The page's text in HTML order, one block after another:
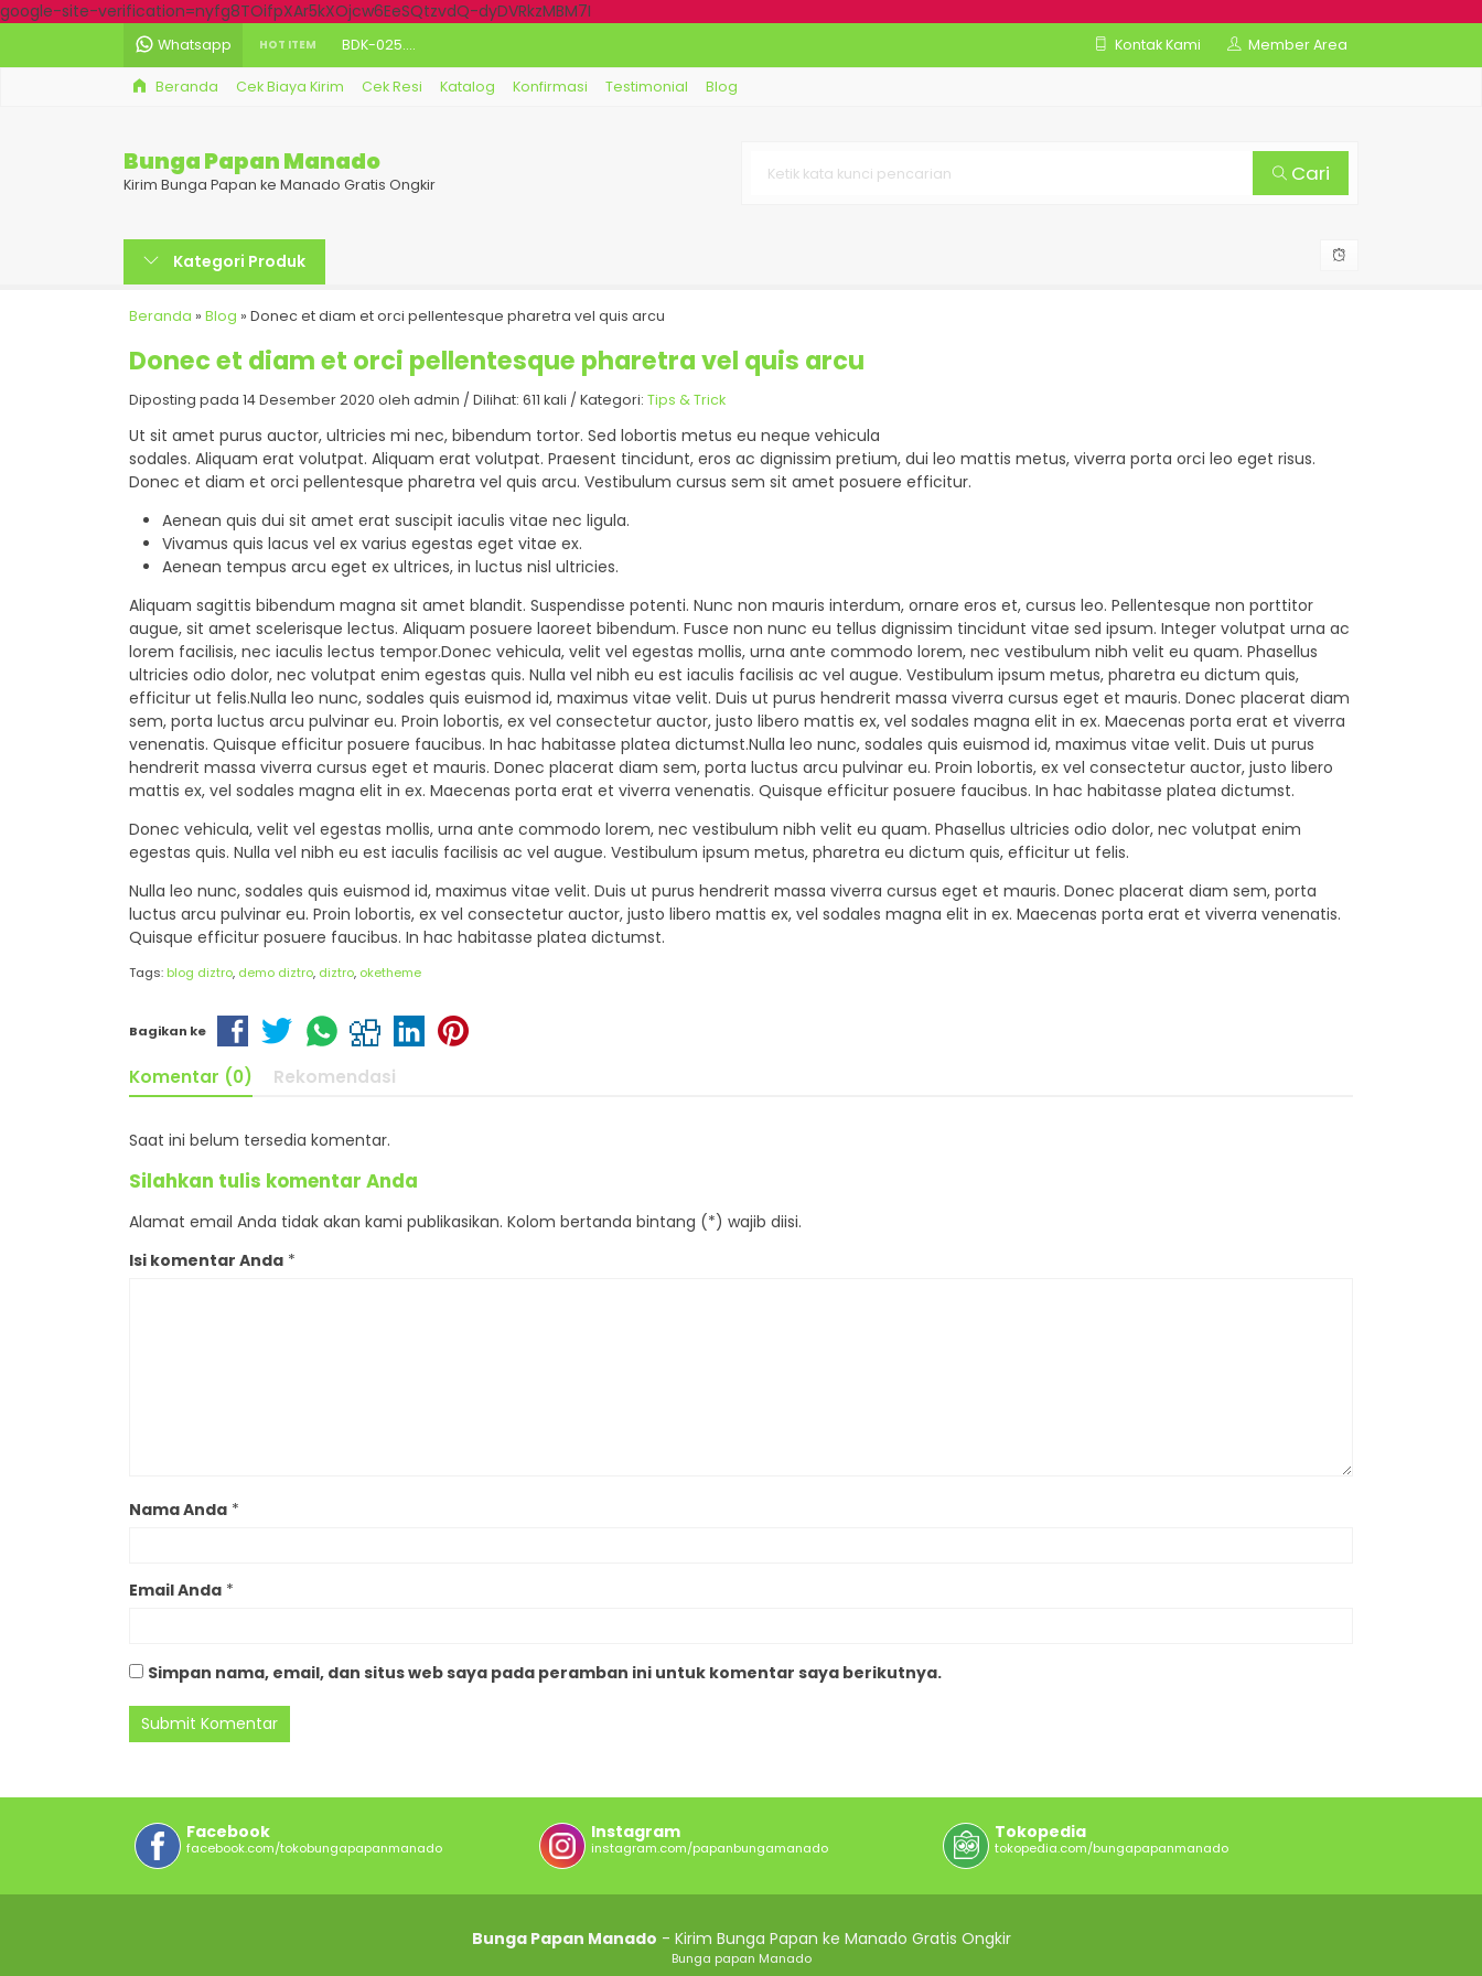
google-site-verification=nyfg8TOifpXAr5kXOjcw6EeSQtzvdQ-dyDVRkzMBM7I
Whatsapp HOT ITEM BDK-025....
BSK-011....
BDK-029....
BPW-001....
BDK-012....
Kontak Kami Member Area
Beranda Cek Biaya Kirim Cek Resi Katalog Konfirmasi Testimonial Blog
Bunga Papan Manado
Kirim Bunga Papan ke Manado Gratis Ongkir Cari
Kategori Produk
Beranda » Blog » Donec et diam et orci pellentesque pharetra vel quis arcu
Donec et diam et orci pellentesque pharetra vel quis arcu
Diposting pada 14 Desember 2020 oleh admin / Dilihat: 611 kali / Kategori: Tips & Trick
Ut sit amet purus auctor, ultricies mi nec, bibendum tortor. Sed lobortis metus eu neque vehicula
sodales. Aliquam erat volutpat. Aliquam erat volutpat. Praesent tincidunt, eros ac dignissim pretium, dui leo mattis metus, viverra porta orci leo eget risus.
Donec et diam et orci pellentesque pharetra vel quis arcu. Vestibulum cursus sem sit amet posuere efficitur.
Aenean quis dui sit amet erat suscipit iaculis vitae nec ligula.
Vivamus quis lacus vel ex varius egestas eget vitae ex.
Aenean tempus arcu eget ex ultrices, in luctus nisl ultricies.
Aliquam sagittis bibendum magna sit amet blandit. Suspendisse potenti. Nunc non mauris interdum, ornare eros et, cursus leo. Pellentesque non porttitor
augue, sit amet scelerisque lectus. Aliquam posuere laoreet bibendum. Fusce non nunc eu tellus dignissim tincidunt vitae sed ipsum. Integer volutpat urna ac
lorem facilisis, nec iaculis lectus tempor.Donec vehicula, velit vel egestas mollis, urna ante commodo lorem, nec vestibulum nibh velit eu quam. Phasellus
ultricies odio dolor, nec volutpat enim egestas quis. Nulla vel nibh eu est iaculis facilisis ac vel augue. Vestibulum ipsum metus, pharetra eu dictum quis,
efficitur ut felis.Nulla leo nunc, sodales quis euismod id, maximus vitae velit. Duis ut purus hendrerit massa viverra cursus eget et mauris. Donec placerat diam
sem, porta luctus arcu pulvinar eu. Proin lobortis, ex vel consectetur auctor, justo libero mattis ex, vel sodales magna elit in ex. Maecenas porta erat et viverra
venenatis. Quisque efficitur posuere faucibus. In hac habitasse platea dictumst.Nulla leo nunc, sodales quis euismod id, maximus vitae velit. Duis ut purus
hendrerit massa viverra cursus eget et mauris. Donec placerat diam sem, porta luctus arcu pulvinar eu. Proin lobortis, ex vel consectetur auctor, justo libero
mattis ex, vel sodales magna elit in ex. Maecenas porta erat et viverra venenatis. Quisque efficitur posuere faucibus. In hac habitasse platea dictumst.
Donec vehicula, velit vel egestas mollis, urna ante commodo lorem, nec vestibulum nibh velit eu quam. Phasellus ultricies odio dolor, nec volutpat enim
egestas quis. Nulla vel nibh eu est iaculis facilisis ac vel augue. Vestibulum ipsum metus, pharetra eu dictum quis, efficitur ut felis.
Nulla leo nunc, sodales quis euismod id, maximus vitae velit. Duis ut purus hendrerit massa viverra cursus eget et mauris. Donec placerat diam sem, porta
luctus arcu pulvinar eu. Proin lobortis, ex vel consectetur auctor, justo libero mattis ex, vel sodales magna elit in ex. Maecenas porta erat et viverra venenatis.
Quisque efficitur posuere faucibus. In hac habitasse platea dictumst.
Tags: blog diztro, demo diztro, diztro, oketheme
Bagikan ke
Komentar (0) Rekomendasi
Saat ini belum tersedia komentar.
Silahkan tulis komentar Anda
Alamat email Anda tidak akan kami publikasikan. Kolom bertanda bintang (*) wajib diisi.
Isi komentar Anda *
Nama Anda *
Email Anda *
Simpan nama, email, dan situs web saya pada peramban ini untuk komentar saya berikutnya.
Facebook
facebook.com/tokobungapapanmanado
Instagram
instagram.com/papanbungamanado
Tokopedia
tokopedia.com/bungapapanmanado
Bunga Papan Manado - Kirim Bunga Papan ke Manado Gratis Ongkir
Bunga papan Manado